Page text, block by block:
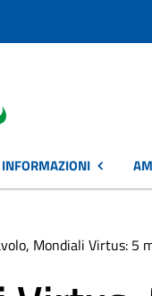
INFORMAZIONI
Mondiali Virtus: 5